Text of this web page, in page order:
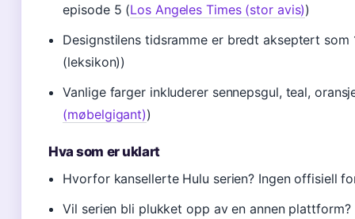
episode 5 (Los Angeles Times (stor avis))
Designstilens tidsramme er bredt akseptert som
(leksikon))
Vanlige farger inkluderer sennepsgul, teal,
(møbelgigant))
Hva som er uklart
Hvorfor kansellerte Hulu serien? Ingen offisiell
Vil serien bli plukket opp av en annen